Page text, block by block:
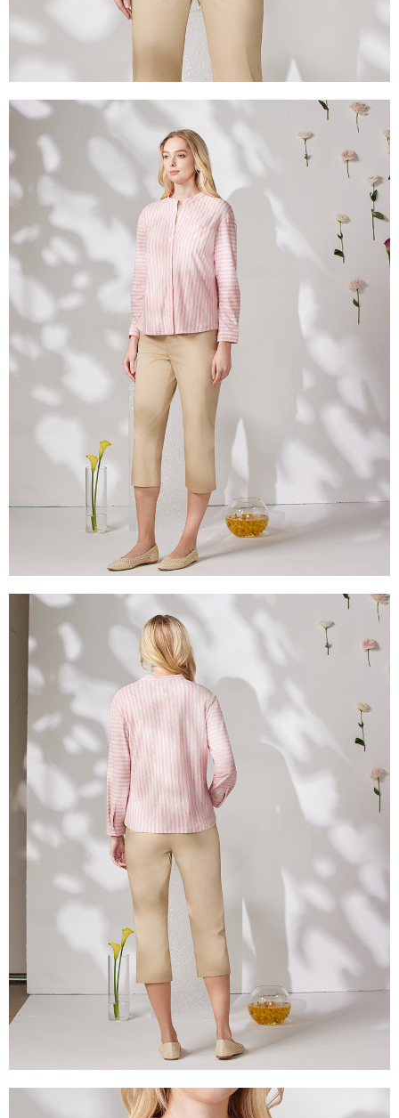
易，需依本服務之必要範圍內提供個人資料，並將交易相關給付款項請求債
權轉讓予恩沛科技股份有限公司。
２．關於個人資料處理事宜，請瀏覽以下網址：
３．未成年的使用者請事先徵得法定代理人或監護人之同意方可使用
任。
４．使用「AFTEE先享後付」時，將依據個別帳號之用戶狀況，依本公司即
時審查核予不同之上限額度；若仍有額度不足之情形，本公司將視審查結果
請求用戶進行身份認證。
５．嚴禁一人註冊多個帳號或使用他人資訊註冊。若發現惡意使用之情形，
恩沛科技股份有限公司將有權停止該用戶之使用額度並採取法律行動。
每筆NT$100，滿NT$2,000(含以上)免運費
免運費
貨到付款
每筆NT$100，滿NT$2,000(含以上)免運費